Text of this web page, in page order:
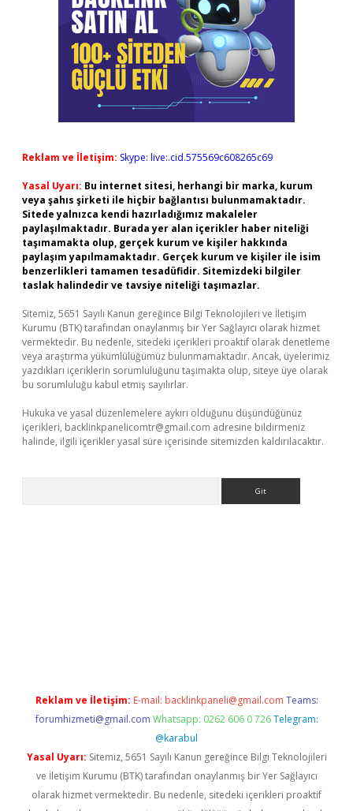
Reklam ve İletişim: Skype: live:.cid.575569c608265c69
Yasal Uyarı: Bu internet sitesi, herhangi bir marka, kurum
veya şahıs şirketi ile hiçbir bağlantısı bulunmamaktadır.
Sitede yalnızca kendi hazırladığımız makaleler
paylaşılmaktadır. Burada yer alan içerikler haber niteliği
taşımamakta olup, gerçek kurum ve kişiler hakkında
paylaşım yapılmamaktadır. Gerçek kurum ve kişiler ile isim
benzerlikleri tamamen tesadüfidir. Sitemizdeki bilgiler
taslak halindedir ve tavsiye niteliği taşımazlar.
Sitemiz, 5651 Sayılı Kanun gereğince Bilgi Teknolojileri ve İletişim
Kurumu (BTK) tarafından onaylanmış bir Yer Sağlayıcı olarak hizmet
vermektedir. Bu nedenle, sitedeki içerikleri proaktif olarak denetleme
veya araştırma yükümlülüğümüz bulunmamaktadır. Ancak, üyelerimiz
yazdıkları içeriklerin sorumluluğunu taşımakta olup, siteye üye olarak
bu sorumluluğu kabul etmiş sayılırlar.
Hukuka ve yasal düzenlemelere aykırı olduğunu düşündüğünüz
içerikleri, backlinkpanelicomtr@gmail.com adresine bildirmeniz
halinde, ilgili içerikler yasal süre içerisinde sitemizden kaldırılacaktır.
Reklam ve İletişim: E-mail: backlinkpaneli@gmail.com Teams:
forumhizmeti@gmail.com Whatsapp: 0262 606 0 726 Telegram:
@karabul
Yasal Uyarı: Sitemiz, 5651 Sayılı Kanun gereğince Bilgi Teknolojileri
ve İletişim Kurumu (BTK) tarafından onaylanmış bir Yer Sağlayıcı
olarak hizmet vermektedir. Bu nedenle, sitedeki içerikleri proaktif